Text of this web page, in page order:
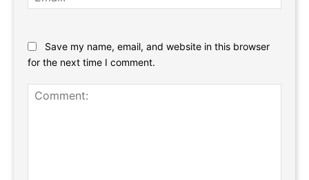
Save my name, email, and website in this browser
for the next time I comment.